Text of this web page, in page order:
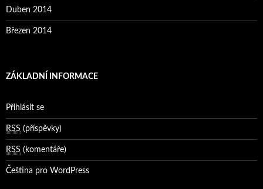
Duben 2014
Březen 2014
ZÁKLADNÍ INFORMACE
Přihlásit se
RSS (příspěvky)
RSS (komentáře)
Čeština pro WordPress